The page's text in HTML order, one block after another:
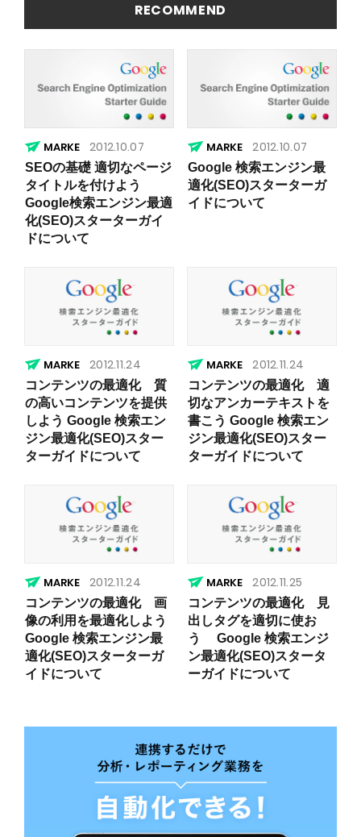
RECOMMEND
2012.10.07
SEOの基礎 適切なページ
タイトルを付けよう
Google検索エンジン最適
化(SEO)スターターガイ
ドについて
2012.10.07
Google 検索エンジン最
適化(SEO)スターターガ
イドについて
2012.11.24
コンテンツの最適化 質
の高いコンテンツを提供
しよう Google 検索エン
ジン最適化(SEO)スター
ターガイドについて
2012.11.24
コンテンツの最適化 適
切なアンカーテキストを
書こう Google 検索エン
ジン最適化(SEO)スター
ターガイドについて
2012.11.24
コンテンツの最適化 画
像の利用を最適化しよう
Google 検索エンジン最
適化(SEO)スターターガ
イドについて
2012.11.25
コンテンツの最適化 見
出しタグを適切に使お
う Google 検索エンジ
ン最適化(SEO)スタータ
ーガイドについて